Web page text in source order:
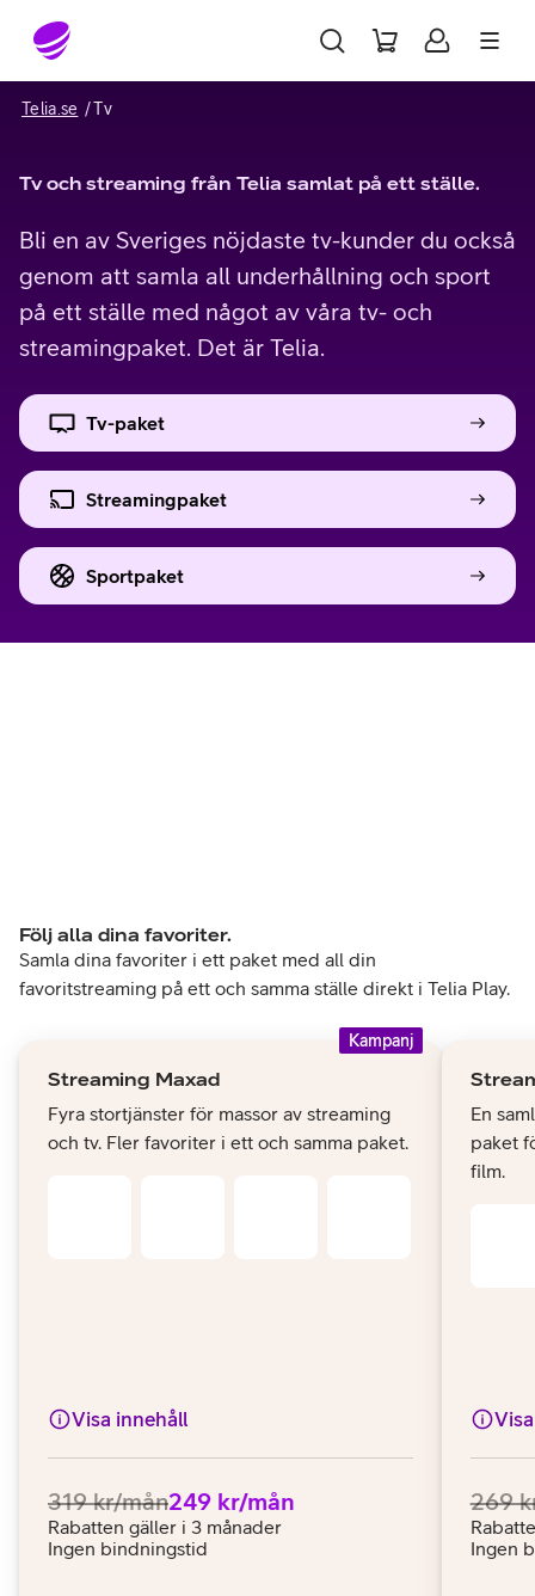
Gå till sidans innehåll
Telia.se Tv
Tv och streaming från Telia samlat på ett ställe.
Bli en av Sveriges nöjdaste tv-kunder du också
genom att samla all underhållning och sport
på ett ställe med något av våra tv- och
streamingpaket. Det är Telia.
Tv-paket
Streamingpaket
Sportpaket
Följ alla dina favoriter.
Samla dina favoriter i ett paket med all din
favoritstreaming på ett och samma ställe direkt i Telia Play.
Kampanj
Streaming Maxad
Fyra stortjänster för massor av streaming
och tv. Fler favoriter i ett och samma paket.
Visa innehåll
Ordinarie pris:
319 kr/mån.Pris:
249 kr/mån
Rabatten gäller i 3 månader
Ingen bindningstid
En
paket
film.
269
Ingen